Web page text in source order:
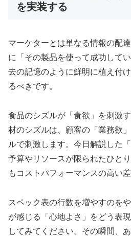
を実装する
マーケターとは単なる情報の配
に「その製品を使って成功して
去の記憶のように鮮明に植え付
るべきです。
食品のシズルが「食欲」を刺激
材のシズルは、顧客の「業務欲
ルで刺激します。今日解説した
予算やリソースが限られたひと
もコストパフォーマンスの高い
スペック表の行数を増やすのを
が感じる「心地よさ」をどう表
してみてください。その瞬間、